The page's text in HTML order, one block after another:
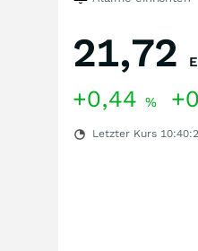
21,72
+0,44 %
Letzter Kurs